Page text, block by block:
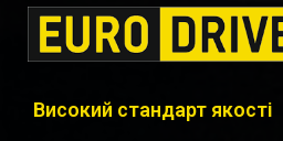
Високий стандарт якості